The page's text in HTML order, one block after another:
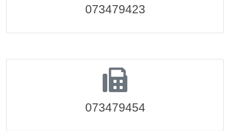
073479423
073479454